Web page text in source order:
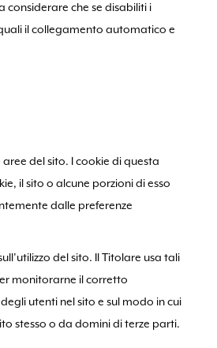
considerare che se disabiliti i
il collegamento automatico e
del sito. I cookie di questa
il sito o alcune porzioni di esso
dalle preferenze
del sito. Il Titolare usa tali
monitorarne il corretto
utenti nel sito e sul modo in cui
stesso o da domini di terze parti.